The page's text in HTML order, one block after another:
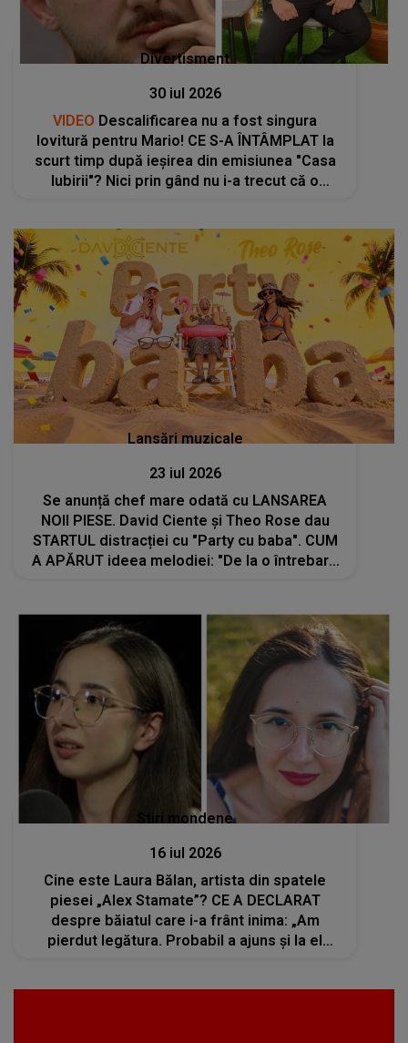
Divertisment
30 iul 2026
VIDEO Descalificarea nu a fost singura
lovitură pentru Mario! CE S-A ÎNTÂMPLAT la
scurt timp după ieșirea din emisiunea "Casa
Iubirii"? Nici prin gând nu i-a trecut că o
Lansări muzicale
23 iul 2026
Se anunță chef mare odată cu LANSAREA
NOII PIESE. David Ciente și Theo Rose dau
STARTUL distracției cu "Party cu baba". CUM
A APĂRUT ideea melodiei: "De la o întrebare
Stiri mondene
16 iul 2026
Cine este Laura Bălan, artista din spatele
piesei „Alex Stamate”? CE A DECLARAT
despre băiatul care i-a frânt inima: „Am
pierdut legătura. Probabil a ajuns și la el